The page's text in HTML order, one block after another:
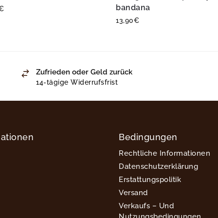
bandana
13,90€
Zufrieden oder Geld zurück
14-tägige Widerrufsfrist
Bedingungen
Rechtliche Informationen
Datenschutzerklärung
Erstattungspolitik
Versand
Verkaufs – Und